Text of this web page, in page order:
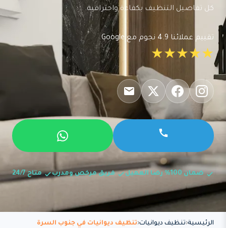
كل تفاصيل التنظيف بكفاءة واحترافية.
تقييم عملائنا 4.9 نجوم مع Google
★★★★★
ضمان 100% رضا العميل فريق مرخص ومدرب متاح 24/7
الرئيسية تنظيف ديوانيات تنظيف ديوانيات في جنوب السرة